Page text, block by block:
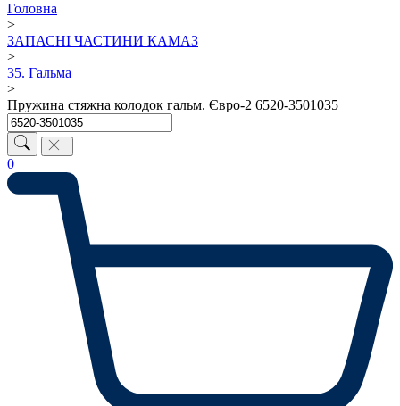
Головна
>
ЗАПАСНІ ЧАСТИНИ КАМАЗ
>
35. Гальма
>
Пружина стяжна колодок гальм. Євро-2 6520-3501035
0